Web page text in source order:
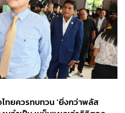
ทยควรทบทวน ‘ยิ่งกว่าพลัส